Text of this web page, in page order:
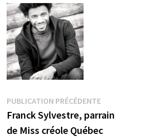
Navigation
de
PUBLICATION PRÉCÉDENTEPublication
précédente :
Franck Sylvestre, parrain
de Miss créole Québec